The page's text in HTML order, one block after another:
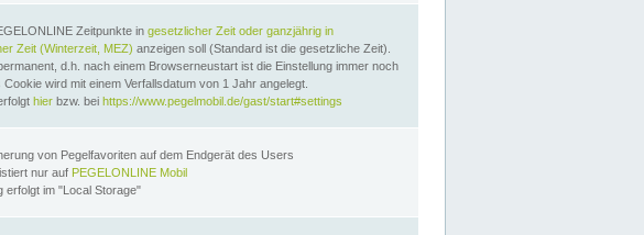
Zeitpunkte in gesetzlicher Zeit oder ganzjährig in
Zeit (Winterzeit, MEZ) anzeigen soll (Standard ist die gesetzliche Zeit).
d.h. nach einem Browserneustart ist die Einstellung immer noch
wird mit einem Verfallsdatum von 1 Jahr angelegt.
hier bzw. bei https://www.pegelmobil.de/gast/start#settings
von Pegelfavoriten auf dem Endgerät des Users
nur auf PEGELONLINE Mobil
erfolgt im "Local Storage"